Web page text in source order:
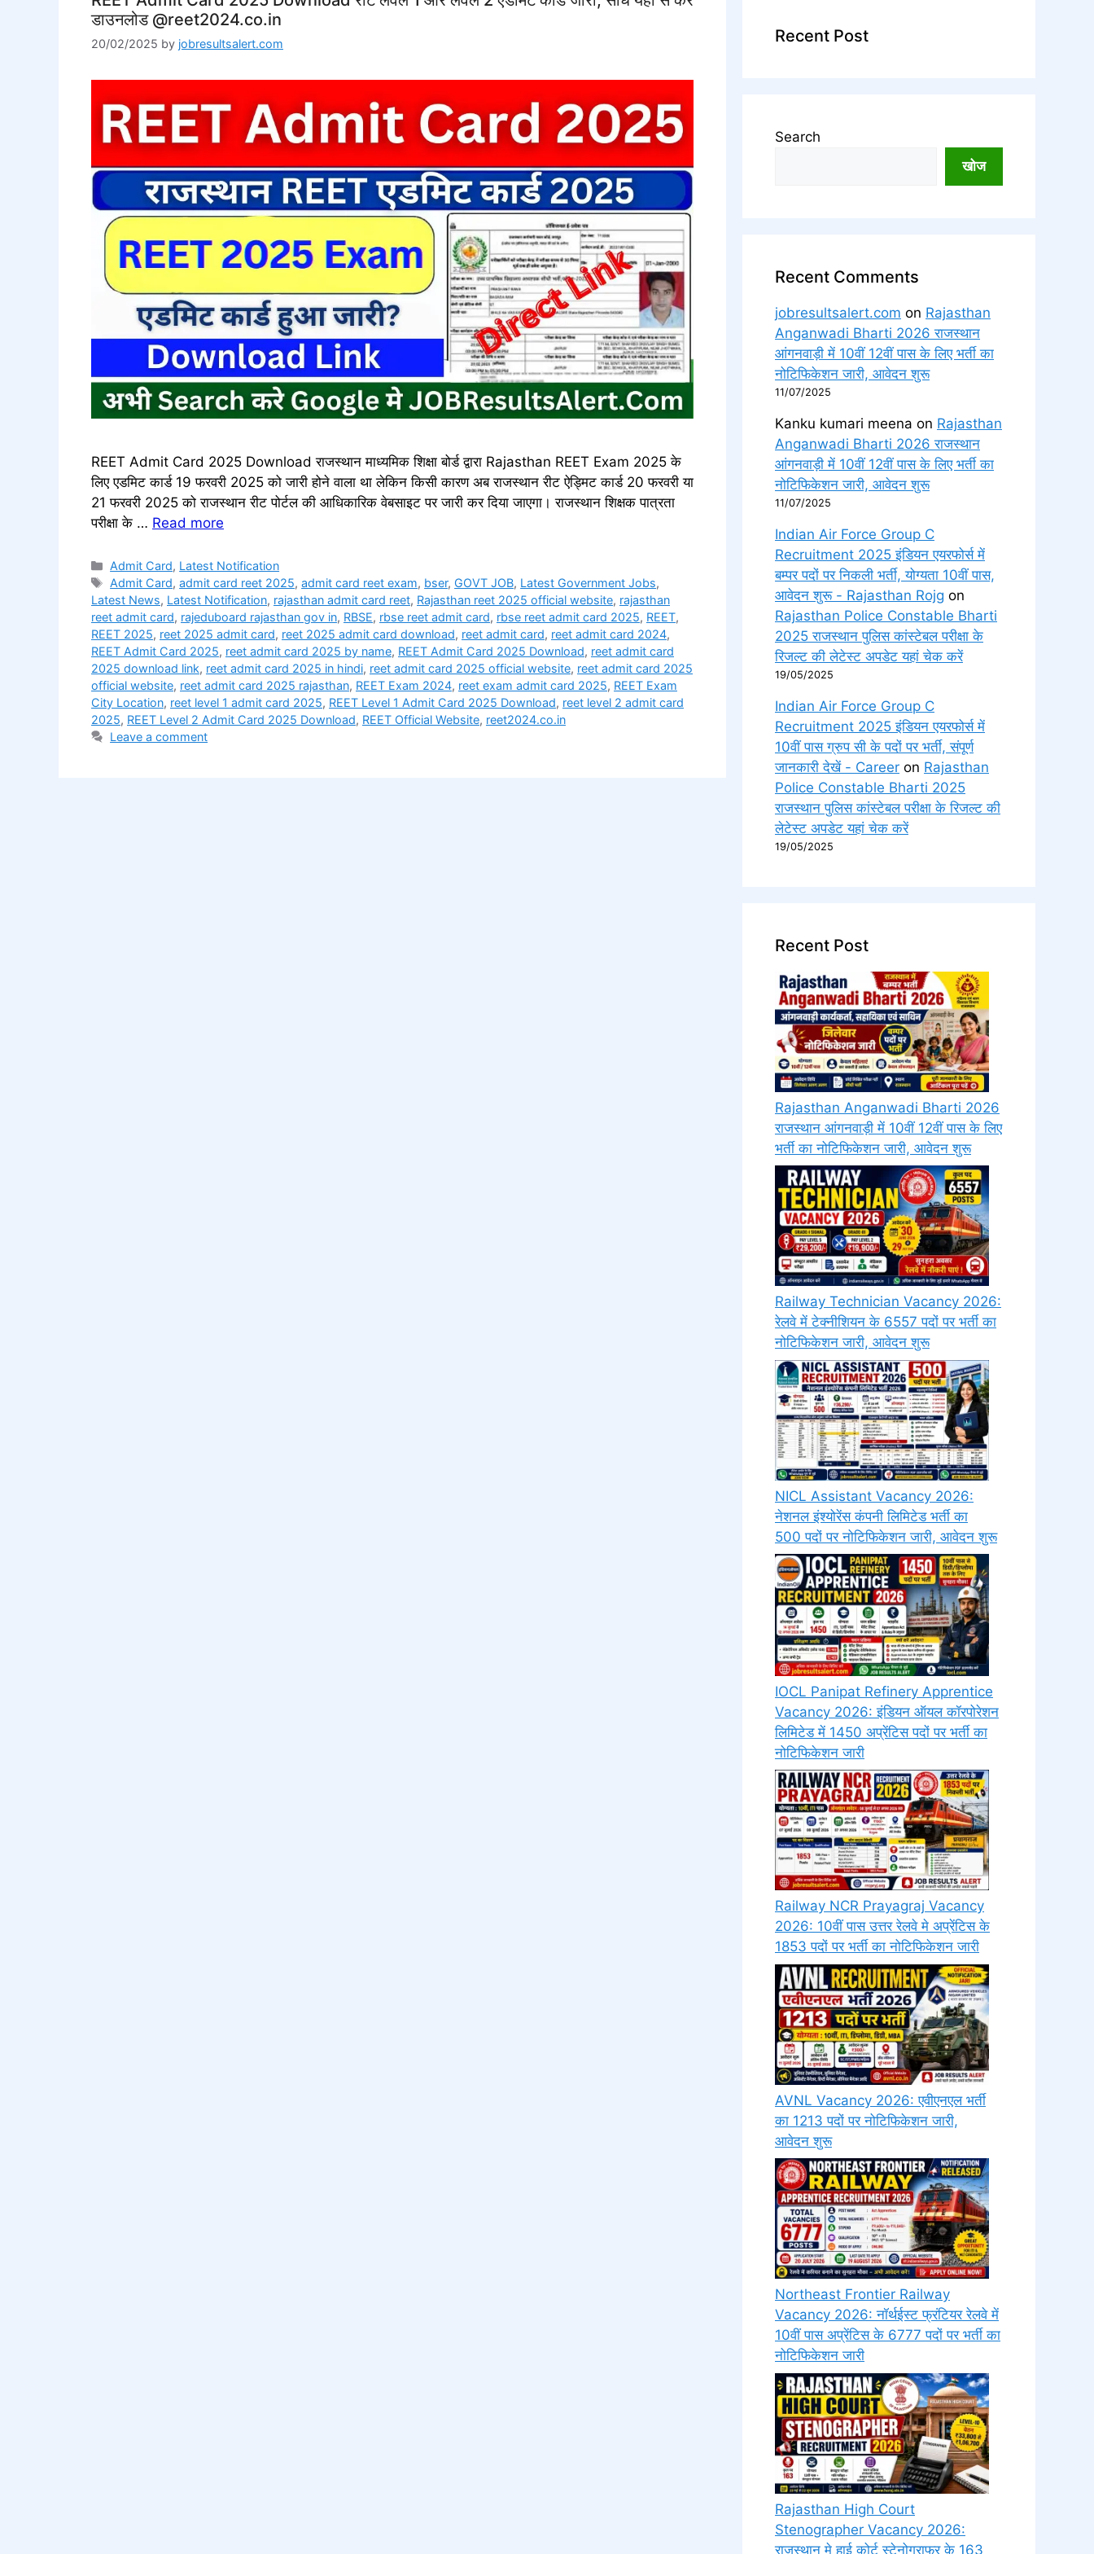
डाउनलोड @reet2024.co.in
20/02/2025 by jobresultsalert.com
REET Admit Card 2025 Download राजस्थान माध्यमिक शिक्षा बोर्ड द्वारा Rajasthan REET Exam 2025 के
लिए एडमिट कार्ड 19 फरवरी 2025 को जारी होने वाला था लेकिन किसी कारण अब राजस्थान रीट ऐड्मिट कार्ड 20 फरवरी या
21 फरवरी 2025 को राजस्थान रीट पोर्टल की आधिकारिक वेबसाइट पर जारी कर दिया जाएगा। राजस्थान शिक्षक पात्रता
परीक्षा के … Read more
Categories
Admit Card, Latest Notification
Tags
Admit Card,admit card reet 2025,admit card reet exam​, bser, GOVT JOB, Latest Government Jobs,
Latest News, Latest Notification, rajasthan admit card reet​, Rajasthan reet 2025 official website, rajasthan
reet admit card, rajeduboard rajasthan gov in, RBSE, rbse reet admit card, rbse reet admit card 2025, REET,
REET 2025, reet 2025 admit card, reet 2025 admit card download​, reet admit card, reet admit card 2024,
REET Admit Card 2025, reet admit card 2025 by name​, REET Admit Card 2025 Download, reet admit card
2025 download link​, reet admit card 2025 in hindi​, reet admit card 2025 official website​, reet admit card 2025
official website, reet admit card 2025 rajasthan​, REET Exam 2024, reet exam admit card 2025, REET Exam
City Location, reet level 1 admit card 2025, REET Level 1 Admit Card 2025 Download, reet level 2 admit card
2025, REET Level 2 Admit Card 2025 Download, REET Official Website, reet2024.co.in
Leave a comment
Recent Post
Search
खोज
Recent Comments
jobresultsalert.com on Rajasthan
Anganwadi Bharti 2026 राजस्थान
आंगनवाड़ी में 10वीं 12वीं पास के लिए भर्ती का
नोटिफिकेशन जारी, आवेदन शुरू
11/07/2025
Kanku kumari meena on Rajasthan
Anganwadi Bharti 2026 राजस्थान
आंगनवाड़ी में 10वीं 12वीं पास के लिए भर्ती का
नोटिफिकेशन जारी, आवेदन शुरू
11/07/2025
Indian Air Force Group C
Recruitment 2025 इंडियन एयरफोर्स में
बम्पर पदों पर निकली भर्ती, योग्यता 10वीं पास,
आवेदन शुरू - Rajasthan Rojg on
Rajasthan Police Constable Bharti
2025 राजस्थान पुलिस कांस्टेबल परीक्षा के
रिजल्ट की लेटेस्ट अपडेट यहां चेक करें
19/05/2025
Indian Air Force Group C
Recruitment 2025 इंडियन एयरफोर्स में
10वीं पास ग्रुप सी के पदों पर भर्ती, संपूर्ण
जानकारी देखें - Career on Rajasthan
Police Constable Bharti 2025
राजस्थान पुलिस कांस्टेबल परीक्षा के रिजल्ट की
लेटेस्ट अपडेट यहां चेक करें
19/05/2025
Recent Post
Rajasthan Anganwadi Bharti 2026
राजस्थान आंगनवाड़ी में 10वीं 12वीं पास के लिए
भर्ती का नोटिफिकेशन जारी, आवेदन शुरू
Railway Technician Vacancy 2026:
रेलवे में टेक्नीशियन के 6557 पदों पर भर्ती का
नोटिफिकेशन जारी, आवेदन शुरू
NICL Assistant Vacancy 2026:
नेशनल इंश्योरेंस कंपनी लिमिटेड भर्ती का
500 पदों पर नोटिफिकेशन जारी, आवेदन शुरू
IOCL Panipat Refinery Apprentice
Vacancy 2026: इंडियन ऑयल कॉरपोरेशन
लिमिटेड में 1450 अप्रेंटिस पदों पर भर्ती का
नोटिफिकेशन जारी
Railway NCR Prayagraj Vacancy
2026: 10वीं पास उत्तर रेलवे मे अप्रेंटिस के
1853 पदों पर भर्ती का नोटिफिकेशन जारी
AVNL Vacancy 2026: एवीएनएल भर्ती
का 1213 पदों पर नोटिफिकेशन जारी,
आवेदन शुरू
Northeast Frontier Railway
Vacancy 2026: नॉर्थईस्ट फ्रंटियर रेलवे में
10वीं पास अप्रेंटिस के 6777 पदों पर भर्ती का
नोटिफिकेशन जारी
Rajasthan High Court
Stenographer Vacancy 2026:
राजस्थान मे हाई कोर्ट स्टेनोग्राफर के 163